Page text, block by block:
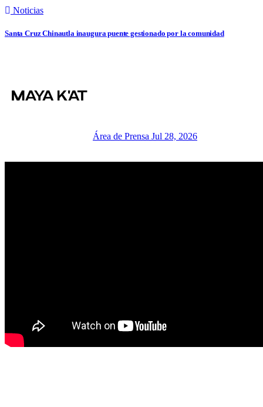
Noticias
Santa Cruz Chinautla inaugura puente gestionado por la comunidad
Área de Prensa Jul 28, 2026